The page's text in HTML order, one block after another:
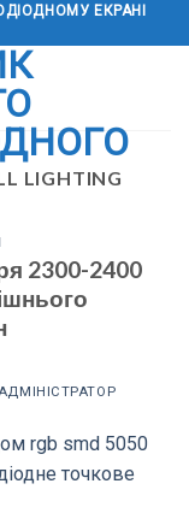
ЕКРАНІ
LIGHTING
2300-2400